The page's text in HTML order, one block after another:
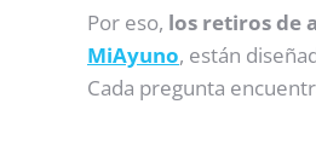
Por eso, los retiros de
MiAyuno, están
Cada pregunta